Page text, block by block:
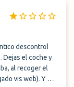
Dejas el coche y
al recoger el
vis web). Y no